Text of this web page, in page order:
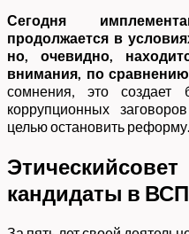
Сегодня
продолжается в
но, очевидно,
внимания, по
сомнения, это создает
коррупционных
целью остановить реформу.
кандидаты в ВСП